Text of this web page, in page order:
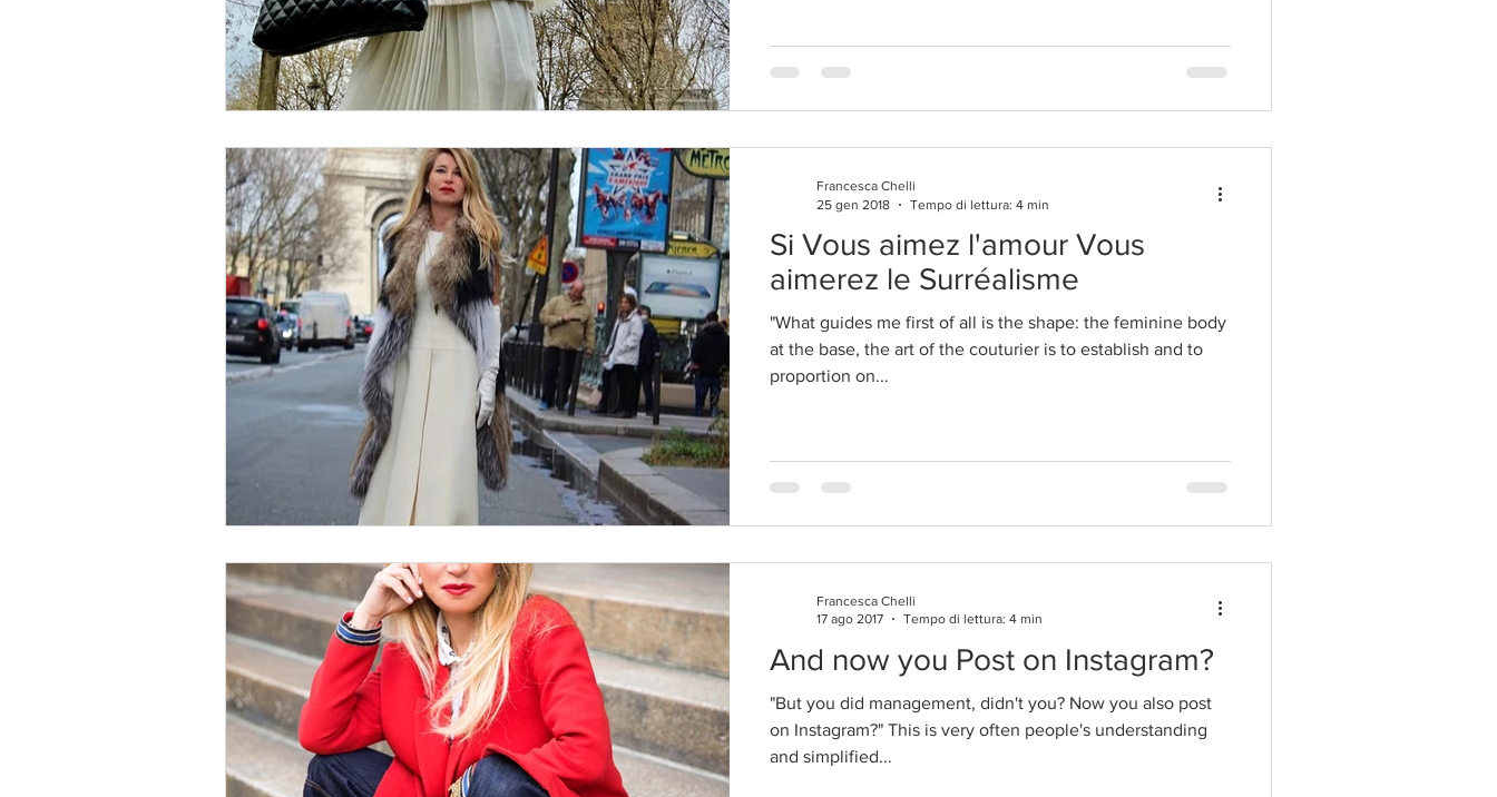
Si Vous aimez l'amour Vous
aimerez le Surréalisme
"What guides me first of all is the shape: the feminine body
at the base, the art of the couturier is to establish and to
proportion on...
Francesca Chelli
25 gen 2018
Tempo di lettura: 4 min
And now you Post on Instagram?
"But you did management, didn't you? Now you also post
on Instagram?" This is very often people's understanding
and simplified...
Francesca Chelli
17 ago 2017
Tempo di lettura: 4 min